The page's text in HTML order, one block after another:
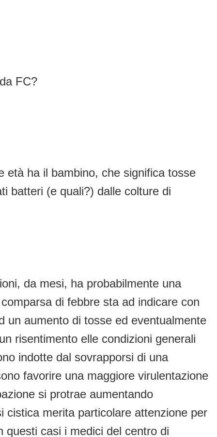
FC?
età ha il bambino, che significa tosse
batteri (e quali?) dalle colture di
da mesi, ha probabilmente una
di febbre sta ad indicare con
un aumento di tosse ed eventualmente
risentimento elle condizioni generali
indotte dal sovrapporsi di una
favorire una maggiore virulentazione
si protrae aumentando
cistica merita particolare attenzione per
questi casi i medici del centro di